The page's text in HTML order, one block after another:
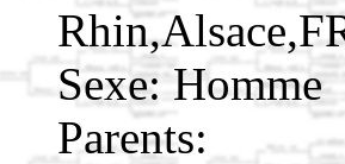
Sexe: Homme
Parents: